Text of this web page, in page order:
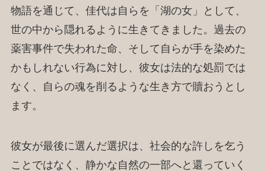
物語を通じて、佳代は自らを「湖の女」として、
世の中から隠れるように生きてきました。過去の
薬害事件で失われた命、そして自らが手を染めた
かもしれない行為に対し、彼女は法的な処罰では
なく、自らの魂を削るような生き方で贖おうとし
ます。
彼女が最後に選んだ選択は、社会的な許しを乞う
ことではなく、静かな自然の一部へと還っていく